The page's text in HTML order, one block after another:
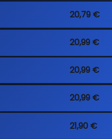
20,79 €
20,99 €
20,99 €
20,99 €
21,90 €